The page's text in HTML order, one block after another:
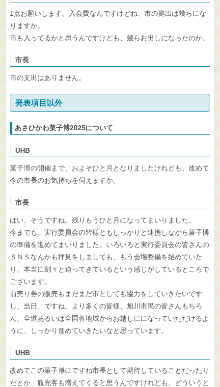
1点お願いします。入会費なんですけどね、市の拠出は幾らにな
りますか。
市も入ってるかと思うんですけども、幾らお出しになったのか。
市長
市の支出はありません。
発表項目以外
あさひかわ菓子博2025について
UHB
菓子博の開催まで、およそひと月となりましたけれども、改めて
今の市長のお気持ちを伺えますか。
市長
はい、そうですね。残りもうひと月になってまいりました。
今までも、実行委員会の皆様ともしっかりと連携しながら菓子博
の準備を進めてまいりました。いろいろと実行委員会の皆さんの
ＳＮＳなんかも拝見をしましても、もう会場整備を始めていた
り、本当に刻々と迫ってきているという感じがしているところで
ございます。
前売り券の販売もまだまだ市としても協力をしていきたいです
し、当日、ですね、より多くの皆様、旭川市民の皆さんもちろ
ん、全道あるいは全国各地域からお越しにになっていただけるよ
うに、しっかり進めていきたいなと思っています。
UHB
改めてこの菓子博にですね市長として期待していることだったり
だとか、観光客も増えてくると思うんですけれども、どういうと